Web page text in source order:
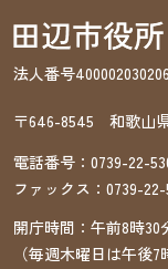
法人番号
〒646-8545 和歌山
電話番号： 0739-22-
ファックス： 0739-22-
開庁時間：午前8時30
（毎週木曜日は午後